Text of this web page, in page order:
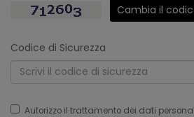
Cambia il
Codice di Sicurezza
Autorizzo il trattamento dei dati